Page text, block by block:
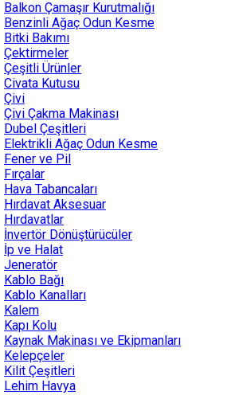
Balkon Çamaşır Kurutmalığı
Benzinli Ağaç Odun Kesme
Bitki Bakımı
Çektirmeler
Çeşitli Ürünler
Civata Kutusu
Çivi
Çivi Çakma Makinası
Dubel Çeşitleri
Elektrikli Ağaç Odun Kesme
Fener ve Pil
Fırçalar
Hava Tabancaları
Hırdavat Aksesuar
Hırdavatlar
İnvertör Dönüştürücüler
İp ve Halat
Jeneratör
Kablo Bağı
Kablo Kanalları
Kalem
Kapı Kolu
Kaynak Makinası ve Ekipmanları
Kelepçeler
Kilit Çeşitleri
Lehim Havya